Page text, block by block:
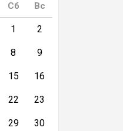
Сб Вс
1 2
8 9
15 16
22 23
29 30